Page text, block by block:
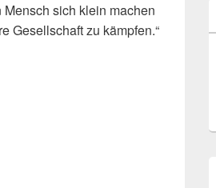
sich klein machen
Gesellschaft zu kämpfen.“